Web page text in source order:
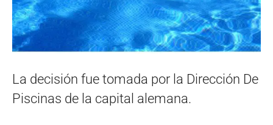
La decisión fue tomada por la Dirección De
Piscinas de la capital alemana.